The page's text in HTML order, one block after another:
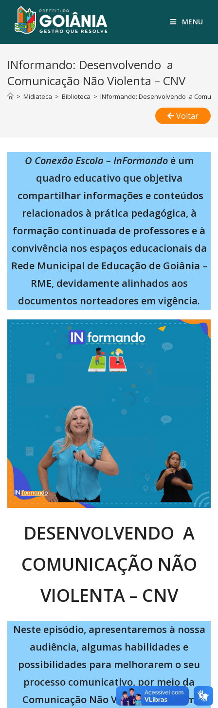
MENU
INformando: Desenvolvendo a
Comunicação Não Violenta – CNV
> Midiateca > Biblioteca > INformando: Desenvolvendo a
Voltar
O Conexão Escola – InFormandoé um
quadro educativo que objetiva
compartilhar informações e conteúdos
relacionados à prática pedagógica, à
formação continuada de professores e à
convivência nos espaços educacionais da
Rede Municipal de Educação de Goiânia –
RME, devidamente alinhados aos
documentos norteadores em vigência.
DESENVOLVENDO A
COMUNICAÇÃO NÃO
VIOLENTA – CNV
Neste episódio, apresentaremos à nossa
audiência, algumas habilidades e
possibilidades para melhorarem o seu
processo comunicativo, por meio da
Comunicação Não Violenta, também